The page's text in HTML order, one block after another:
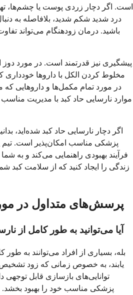
است. اگر دچار زردی پوست یا چشم‌ها،
درد شدید شکم شدید، بلافاصله به
باشید. درمان زودهنگام می‌تواند
پیشگیری نیز قدرتمند است. در مورد دوز
مخلوط کردن الکل با داروها خودداری
در مورد تمام مکمل‌ها و داروهایی که
موارد نارسایی حاد کبد با مدیریت
اگر دچار نارسایی حاد کبد شده‌اید،
پزشکی مناسب امکان‌پذیر است.
فرآیند بهبودی راهنمایی می‌کند و به
زندگی را ایجاد کنید که از سلامت کبد
پرسش‌های متداول در
آیا می‌توانید به طور کامل از
بله، بسیاری از افراد می‌توانند به طور
یابند، به خصوص زمانی که زود
توانایی‌های بازسازی قابل توجهی
پزشکی مناسب خود را بهبود